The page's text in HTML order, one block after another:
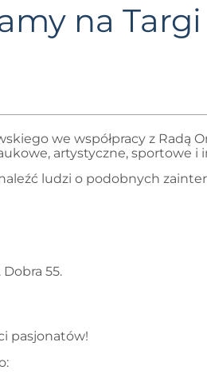
na
we współpracy z Radą
artystyczne, sportowe i
ludzi o podobnych
55.
pasjonatów!